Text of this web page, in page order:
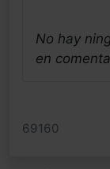
No hay
en
69160